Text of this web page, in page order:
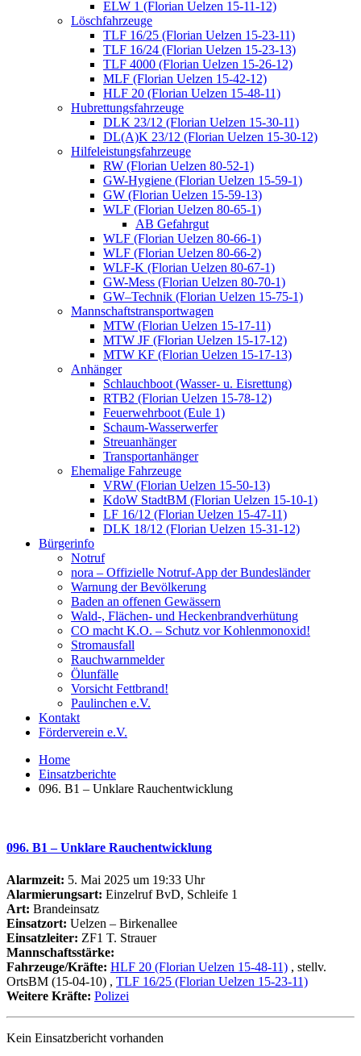
ELW 1 (Florian Uelzen 15-11-12)
Löschfahrzeuge
TLF 16/25 (Florian Uelzen 15-23-11)
TLF 16/24 (Florian Uelzen 15-23-13)
TLF 4000 (Florian Uelzen 15-26-12)
MLF (Florian Uelzen 15-42-12)
HLF 20 (Florian Uelzen 15-48-11)
Hubrettungsfahrzeuge
DLK 23/12 (Florian Uelzen 15-30-11)
DL(A)K 23/12 (Florian Uelzen 15-30-12)
Hilfeleistungsfahrzeuge
RW (Florian Uelzen 80-52-1)
GW-Hygiene (Florian Uelzen 15-59-1)
GW (Florian Uelzen 15-59-13)
WLF (Florian Uelzen 80-65-1)
AB Gefahrgut
WLF (Florian Uelzen 80-66-1)
WLF (Florian Uelzen 80-66-2)
WLF-K (Florian Uelzen 80-67-1)
GW-Mess (Florian Uelzen 80-70-1)
GW–Technik (Florian Uelzen 15-75-1)
Mannschaftstransportwagen
MTW (Florian Uelzen 15-17-11)
MTW JF (Florian Uelzen 15-17-12)
MTW KF (Florian Uelzen 15-17-13)
Anhänger
Schlauchboot (Wasser- u. Eisrettung)
RTB2 (Florian Uelzen 15-78-12)
Feuerwehrboot (Eule 1)
Schaum-Wasserwerfer
Streuanhänger
Transportanhänger
Ehemalige Fahrzeuge
VRW (Florian Uelzen 15-50-13)
KdoW StadtBM (Florian Uelzen 15-10-1)
LF 16/12 (Florian Uelzen 15-47-11)
DLK 18/12 (Florian Uelzen 15-31-12)
Bürgerinfo
Notruf
nora – Offizielle Notruf-App der Bundesländer
Warnung der Bevölkerung
Baden an offenen Gewässern
Wald-, Flächen- und Heckenbrandverhütung
CO macht K.O. – Schutz vor Kohlenmonoxid!
Stromausfall
Rauchwarnmelder
Ölunfälle
Vorsicht Fettbrand!
Paulinchen e.V.
Kontakt
Förderverein e.V.
Home
Einsatzberichte
096. B1 – Unklare Rauchentwicklung
096. B1 – Unklare Rauchentwicklung
Alarmzeit: 5. Mai 2025 um 19:33 Uhr
Alarmierungsart: Einzelruf BvD, Schleife 1
Art: Brandeinsatz
Einsatzort: Uelzen – Birkenallee
Einsatzleiter: ZF1 T. Strauer
Mannschaftsstärke:
Fahrzeuge/Kräfte: HLF 20 (Florian Uelzen 15-48-11) , stellv.
OrtsBM (15-04-10) , TLF 16/25 (Florian Uelzen 15-23-11)
Weitere Kräfte: Polizei
Kein Einsatzbericht vorhanden